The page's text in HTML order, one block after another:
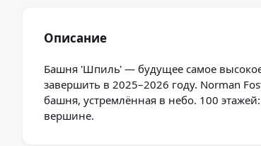
Описание
Башня 'Шпиль' — будущее самое высокое
завершить в 2025–2026 году. Norman
башня, устремлённая в небо. 100
вершине.